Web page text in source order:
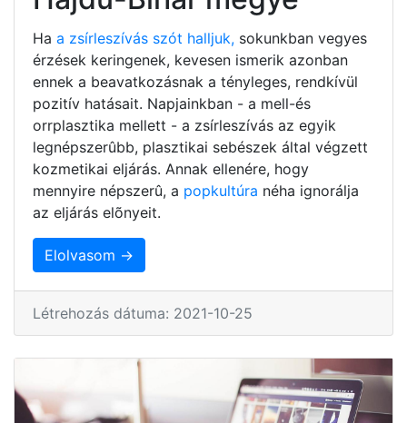
Ha a zsírleszívás szót halljuk, sokunkban vegyes
érzések keringenek, kevesen ismerik azonban
ennek a beavatkozásnak a tényleges, rendkívül
pozitív hatásait. Napjainkban - a mell-és
orrplasztika mellett - a zsírleszívás az egyik
legnépszerûbb, plasztikai sebészek által végzett
kozmetikai eljárás. Annak ellenére, hogy
mennyire népszerû, a popkultúra néha ignorálja
az eljárás elõnyeit.
Elolvasom →
Létrehozás dátuma: 2021-10-25